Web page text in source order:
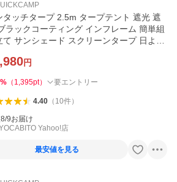
タッチタープ 2.5m タープテント 遮光 遮
ラックコーティング インフレーム 簡単組
て サンシェード スクリーンタープ 日よけ
円
% （ 1,395pt） 要エントリー
4.40（ 10件）
9お届け
Yahoo!店
最安値を見る